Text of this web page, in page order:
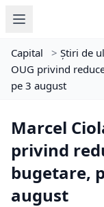
Capital > Știri de
OUG privind
pe 3 august
Marcel
privind
bugetare,
august